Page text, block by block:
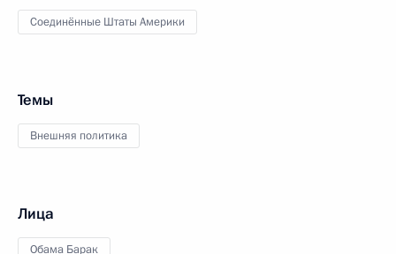
Соединённые Штаты Америки
Темы
Внешняя политика
Лица
Обама Барак